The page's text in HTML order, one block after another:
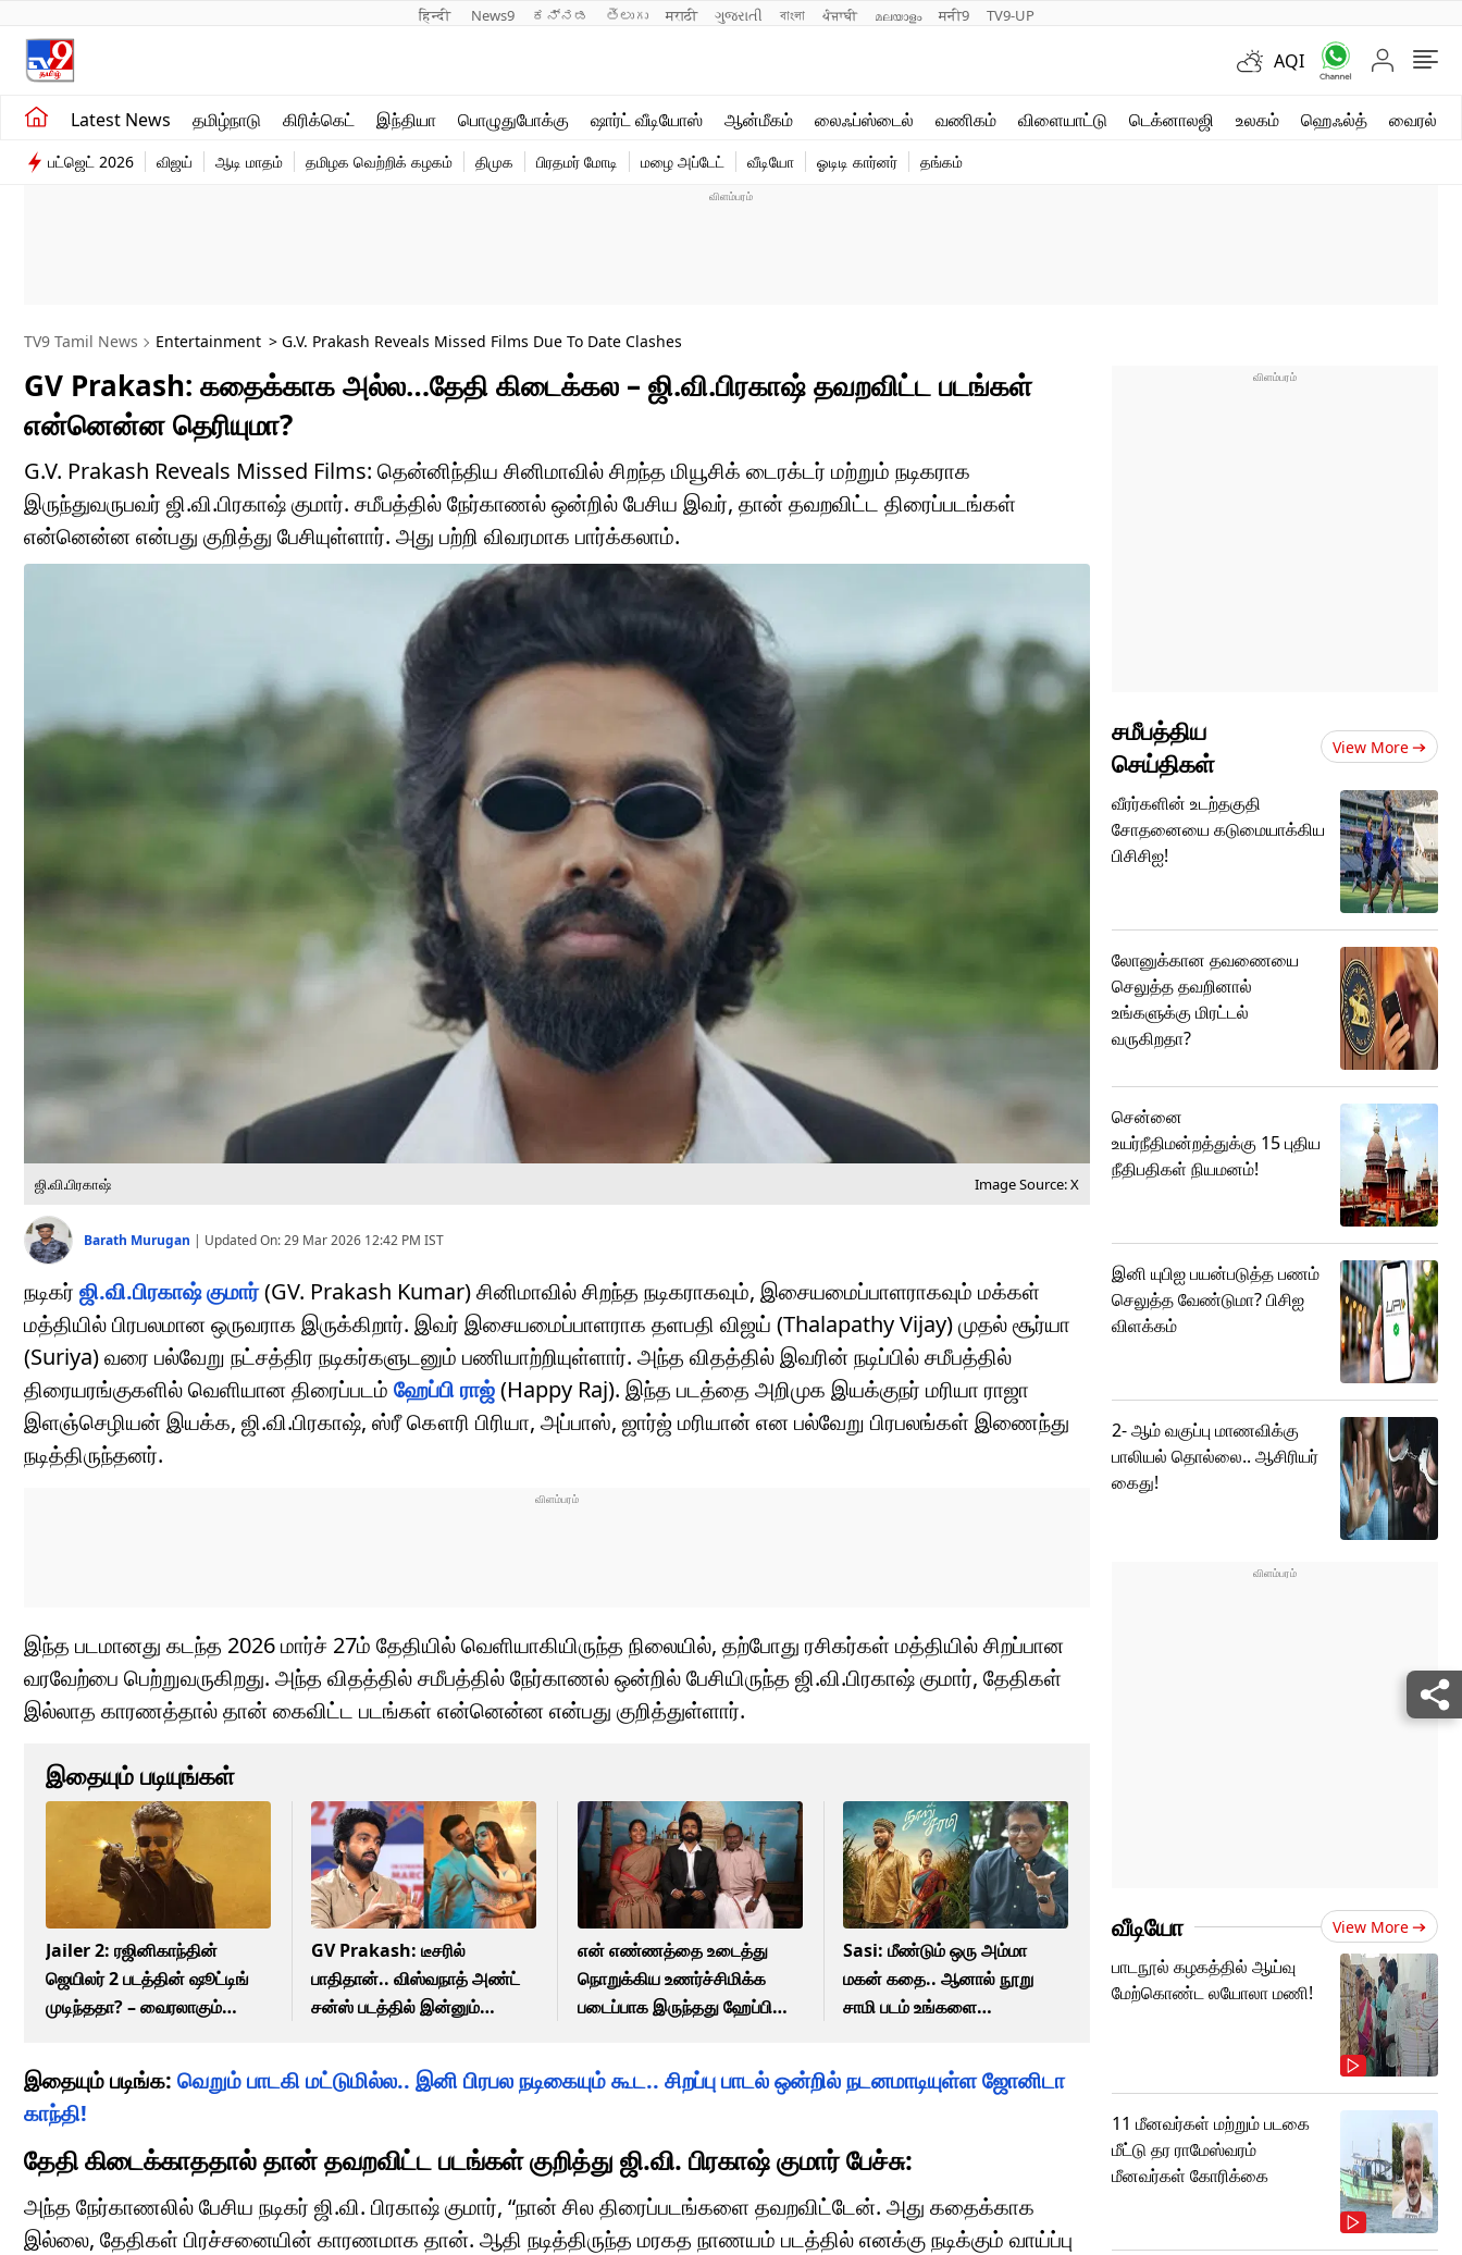
हिन्दी News9 ಕನ್ನಡ తెలుగు मराठी ગુજરાતી বাংলা ਪੰਜਾਬੀ മലയാളം मनी9 TV9-UP
AQI
Latest News தமிழ்நாடு கிரிக்கெட் இந்தியா பொழுதுபோக்கு ஷார்ட் வீடியோஸ் ஆன்மீகம் லைஃப்ஸ்டைல் வணிகம் விளையாட்டு டெக்னாலஜி உலகம் ஹெஃல்த் வைரல்
சமீபத்திய செய்திகள்
தமிழ்நாடு
விளையாட்டு
வணிகம்
வைரல்
பட்ஜெட் 2026 விஜய் ஆடி மாதம் தமிழக வெற்றிக் கழகம் திமுக பிரதமர் மோடி மழை அப்டேட் வீடியோ ஓடிடி கார்னர் தங்கம்
TV9 Tamil News Entertainment > G.V. Prakash Reveals Missed Films Due To Date Clashes
GV Prakash: கதைக்காக அல்ல…தேதி கிடைக்கல – ஜி.வி.பிரகாஷ் தவறவிட்ட படங்கள்
என்னென்ன தெரியுமா?
G.V. Prakash Reveals Missed Films: தென்னிந்திய சினிமாவில் சிறந்த மியூசிக் டைரக்டர் மற்றும் நடிகராக
இருந்துவருபவர் ஜி.வி.பிரகாஷ் குமார். சமீபத்தில் நேர்காணல் ஒன்றில் பேசிய இவர், தான் தவறவிட்ட திரைப்படங்கள்
என்னென்ன என்பது குறித்து பேசியுள்ளார். அது பற்றி விவரமாக பார்க்கலாம்.
ஜி.வி.பிரகாஷ் Image Source: X
Barath Murugan | Updated On:29 Mar 2026 12:42 PM IST
நடிகர் ஜி.வி.பிரகாஷ் குமார்(GV. Prakash Kumar) சினிமாவில் சிறந்த நடிகராகவும், இசையமைப்பாளராகவும் மக்கள்
மத்தியில் பிரபலமான ஒருவராக இருக்கிறார். இவர் இசையமைப்பாளராக தளபதி விஜய் (Thalapathy Vijay) முதல் சூர்யா
(Suriya) வரை பல்வேறு நட்சத்திர நடிகர்களுடனும் பணியாற்றியுள்ளார். அந்த விதத்தில் இவரின் நடிப்பில் சமீபத்தில்
திரையரங்குகளில் வெளியான திரைப்படம் ஹேப்பி ராஜ்(Happy Raj). இந்த படத்தை அறிமுக இயக்குநர் மரியா ராஜா
இளஞ்செழியன் இயக்க, ஜி.வி.பிரகாஷ், ஸ்ரீ கௌரி பிரியா, அப்பாஸ், ஜார்ஜ் மரியான் என பல்வேறு பிரபலங்கள் இணைந்து
நடித்திருந்தனர்.
இந்த படமானது கடந்த 2026 மார்ச் 27ம் தேதியில் வெளியாகியிருந்த நிலையில், தற்போது ரசிகர்கள் மத்தியில் சிறப்பான
வரவேற்பை பெற்றுவருகிறது. அந்த விதத்தில் சமீபத்தில் நேர்காணல் ஒன்றில் பேசியிருந்த ஜி.வி.பிரகாஷ் குமார், தேதிகள்
இல்லாத காரணத்தால் தான் கைவிட்ட படங்கள் என்னென்ன என்பது குறித்துள்ளார்.
இதையும் படியுங்கள்
Jailer 2: ரஜினிகாந்தின்
ஜெயிலர் 2 படத்தின் ஷூட்டிங்
முடிந்ததா? – வைரலாகும்
GV Prakash: டீசரில்
பாதிதான்.. விஸ்வநாத் அண்ட்
சன்ஸ் படத்தில் இன்னும்
ஜிவி.பிரகாஷ் பேச்சு!
என் எண்ணத்தை உடைத்து
நொறுக்கிய உணர்ச்சிமிக்க
படைப்பாக இருந்தது ஹேப்பிராஜ்
Sasi: மீண்டும் ஒரு அம்மா
மகன் கதை.. ஆனால் நூறு
சாமி படம் உங்களை
இதையும் படிங்க: வெறும் பாடகி மட்டுமில்ல.. இனி பிரபல நடிகையும் கூட.. சிறப்பு பாடல் ஒன்றில் நடனமாடியுள்ள ஜோனிடா
காந்தி!
தேதி கிடைக்காததால் தான் தவறவிட்ட படங்கள் குறித்து ஜி.வி. பிரகாஷ் குமார் பேச்சு:
அந்த நேர்காணலில் பேசிய நடிகர் ஜி.வி. பிரகாஷ் குமார், “நான் சில திரைப்படங்களை தவறவிட்டேன். அது கதைக்காக
இல்லை, தேதிகள் பிரச்சனையின் காரணமாக தான். ஆதி நடித்திருந்த மரகத நாணயம் படத்தில் எனக்கு நடிக்கும் வாய்ப்பு
சமீபத்திய
செய்திகள்
View More
வீரர்களின் உடற்தகுதி
சோதனையை கடுமையாக்கிய
பிசிசிஐ!
லோனுக்கான தவணையை
செலுத்த தவறினால்
உங்களுக்கு மிரட்டல்
வருகிறதா?
சென்னை
உயர்நீதிமன்றத்துக்கு 15 புதிய
நீதிபதிகள் நியமனம்!
இனி யுபிஐ பயன்படுத்த பணம்
செலுத்த வேண்டுமா? பிசிஐ
விளக்கம்
2- ஆம் வகுப்பு மாணவிக்கு
பாலியல் தொல்லை.. ஆசிரியர்
கைது!
வீடியோ View More
பாடநூல் கழகத்தில் ஆய்வு
மேற்கொண்ட லயோலா மணி!
11 மீனவர்கள் மற்றும் படகை
மீட்டு தர ராமேஸ்வரம்
மீனவர்கள் கோரிக்கை